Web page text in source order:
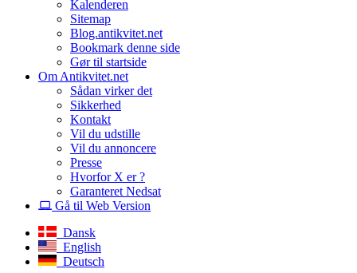
Kalenderen
Sitemap
Blog.antikvitet.net
Bookmark denne side
Gør til startside
Om Antikvitet.net
Sådan virker det
Sikkerhed
Kontakt
Vil du udstille
Vil du annoncere
Presse
Hvorfor X er ?
Garanteret Nedsat
Gå til Web Version
Dansk
English
Deutsch